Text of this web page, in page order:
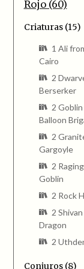
Rojo (60)
Criaturas (15)
1 Ali
Cairo
2
Berserker
2 Goblin
Balloon
2
Gargoyle
2 Raging
Goblin
2 Rock
2 Shivan
Dragon
2
Conjuros (8)